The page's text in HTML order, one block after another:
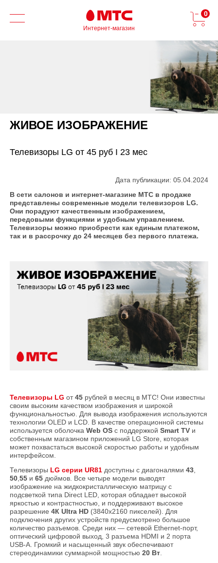
Интернет-магазин
0
ЖИВОЕ ИЗОБРАЖЕНИЕ
Телевизоры LG от 45 руб I 23 мес
Дата публикации: 05.04.2024
В сети салонов и интернет-магазине МТС в продаже
представлены современные модели телевизоров LG.
Они порадуют качественным изображением,
передовыми функциями и удобным управлением.
Телевизоры можно приобрести как единым платежом,
так и в рассрочку до 24 месяцев без первого платежа.
Телевизоры LG от45 рублей в месяц в МТС! Они известны
своим высоким качеством изображения и широкой
функциональностью. Для вывода изображения используются
технологии OLED и LCD. В качестве операционной системы
используется оболочка Web OS с поддержкой Smart TV и
собственным магазином приложений LG Store, которая
может похвастаться высокой скоростью работы и удобным
интерфейсом.
Телевизоры LG серии UR81 доступны с диагоналями 43,
50,55 и 65 дюймов. Все четыре модели выводят
изображение на жидкокристаллическую матрицу с
подсветкой типа Direct LED, которая обладает высокой
яркостью и контрастностью, и поддерживают высокое
разрешение 4К Ultra HD (3840х2160 пикселей). Для
подключения других устройств предусмотрено большое
количество разъемов. Среди них — сетевой Ethernet-порт,
оптический цифровой выход, 3 разъема HDMI и 2 порта
USB-A. Громкий и насыщенный звук обеспечивают
стереодинамики суммарной мощностью 20 Вт.